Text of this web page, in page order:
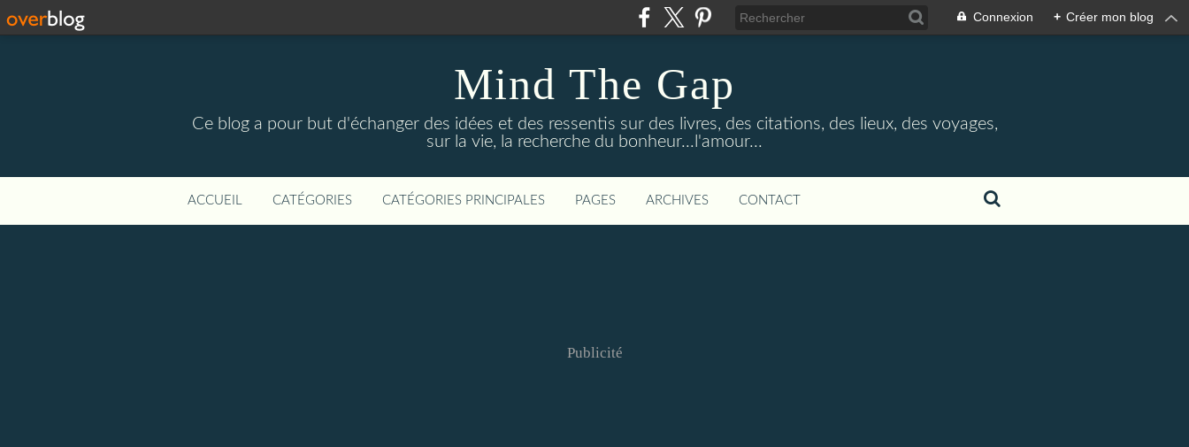
Connexion + Créer mon blog
Mind The Gap
Ce blog a pour but d'échanger des idées et des ressentis sur des livres, des citations, des lieux, des voyages,
sur la vie, la recherche du bonheur...l'amour...
ACCUEIL CATÉGORIES CATÉGORIES PRINCIPALES PAGES ARCHIVES CONTACT
Publicité